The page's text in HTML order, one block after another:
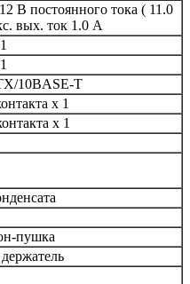
В постоянного тока ( 11.0
вых. ток 1.0 A
10BASE-T
x 1
x 1
пушка